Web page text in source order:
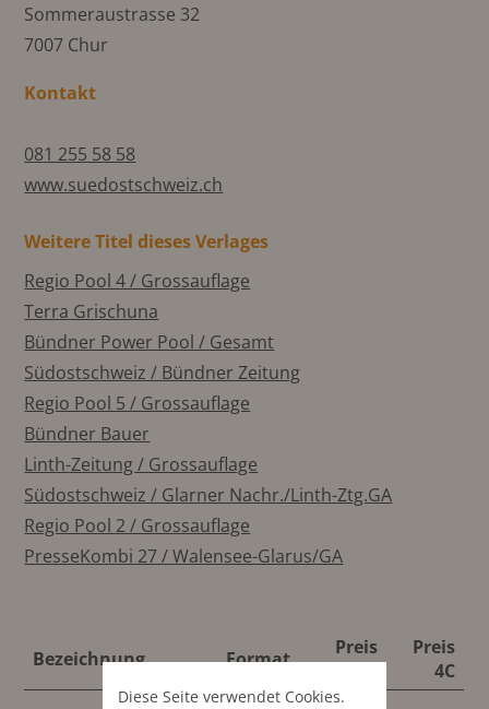
Sommeraustrasse 32
7007 Chur
Kontakt
081 255 58 58
www.suedostschweiz.ch
Weitere Titel dieses Verlages
Regio Pool 4 / Grossauflage
Terra Grischuna
Bündner Power Pool / Gesamt
Südostschweiz / Bündner Zeitung
Regio Pool 5 / Grossauflage
Bündner Bauer
Linth-Zeitung / Grossauflage
Südostschweiz / Glarner Nachr./Linth-Ztg.GA
Regio Pool 2 / Grossauflage
PresseKombi 27 / Walensee-Glarus/GA
Bezeichnung Format
Preis
S/W
Preis
4C
Diese Seite verwendet Cookies.